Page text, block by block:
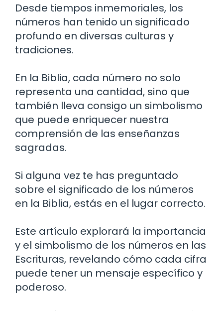
Desde tiempos inmemoriales, los
números han tenido un significado
profundo en diversas culturas y
tradiciones.
En la Biblia, cada número no solo
representa una cantidad, sino que
también lleva consigo un simbolismo
que puede enriquecer nuestra
comprensión de las enseñanzas
sagradas.
Si alguna vez te has preguntado
sobre el significado de los números
en la Biblia, estás en el lugar correcto.
Este artículo explorará la importancia
y el simbolismo de los números en las
Escrituras, revelando cómo cada cifra
puede tener un mensaje específico y
poderoso.